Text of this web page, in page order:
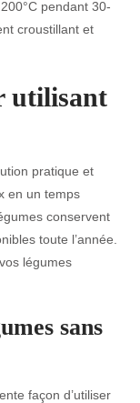
pendant 30-
croustillant et
utilisant
pratique et
en un temps
conservent
toute l’année.
légumes
sans
façon d’utiliser